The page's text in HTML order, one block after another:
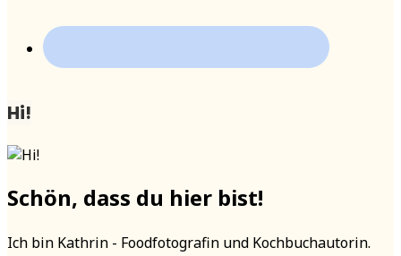
Hi!
Schön, dass du hier bist!
Ich bin Kathrin - Foodfotografin und Kochbuchautorin.